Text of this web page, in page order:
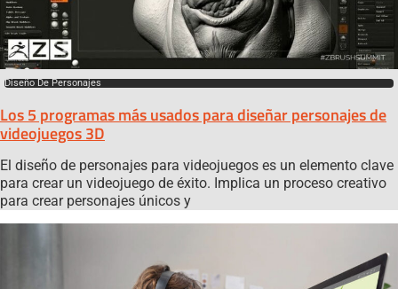
Diseño De Personajes
Los 5 programas más usados para diseñar personajes de
videojuegos 3D
El diseño de personajes para videojuegos es un elemento clave
para crear un videojuego de éxito. Implica un proceso creativo
para crear personajes únicos y